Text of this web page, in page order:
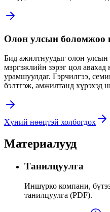
Олон улсын боломжоо
Бид ажилтнуудыг олон улсын
мэргэжлийн зэрэг цол
урамшуулдаг. Гэрчилгээ,
бэлтгэж, амжилтанд хүрэхэд
Хүний нөөцтэй холбогдох
Материалууд
Танилцуулга
Иншүрко компани,
танилцуулга (PDF).